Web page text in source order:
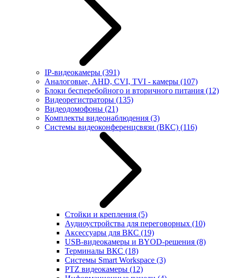
IP-видеокамеры (391)
Аналоговые, AHD, CVI, TVI - камеры (107)
Блоки бесперебойного и вторичного питания (12)
Видеорегистраторы (135)
Видеодомофоны (21)
Комплекты видеонаблюдения (3)
Системы видеоконференцсвязи (ВКС) (116)
Стойки и крепления (5)
Аудиоустройства для переговорных (10)
Аксессуары для ВКС (19)
USB-видеокамеры и BYOD-решения (8)
Терминалы ВКС (18)
Системы Smart Workspace (3)
PTZ видеокамеры (12)